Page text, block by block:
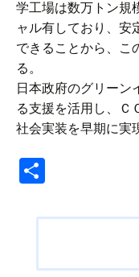
学工場は数万トン規
ャル有しており、安
できることから、こ
る。
日本政府のグリーン
る支援を活用し、Ｃ
社会実装を早期に実